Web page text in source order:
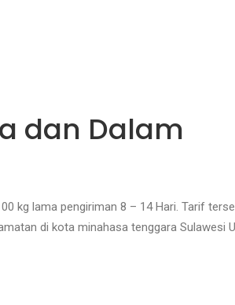
dan Dalam
kg lama pengiriman 8 – 14 Hari. Tarif
di kota minahasa tenggara Sulawesi